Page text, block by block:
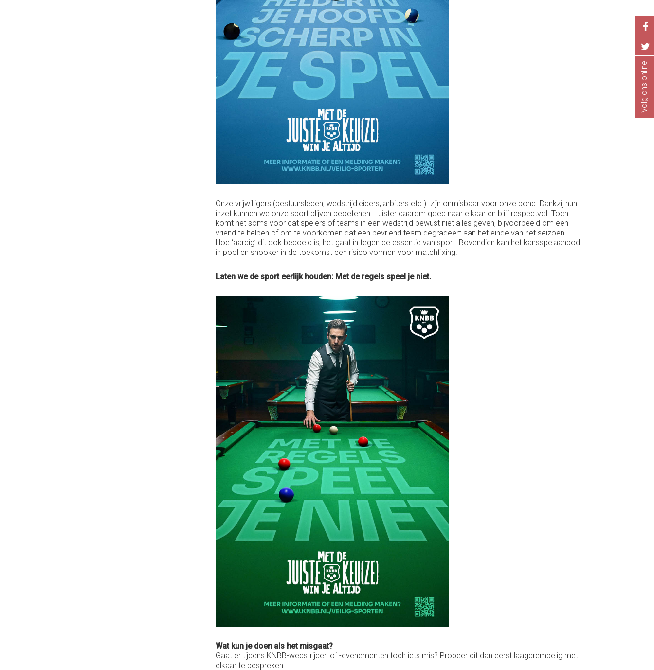
Onze vrijwilligers (bestuursleden, wedstrijdleiders, arbiters etc.) zijn onmisbaar voor onze bond. Dankzij hun
inzet kunnen we onze sport blijven beoefenen. Luister daarom goed naar elkaar en blijf respectvol. Toch
komt het soms voor dat spelers of teams in een wedstrijd bewust niet alles geven, bijvoorbeeld om een
vriend te helpen of om te voorkomen dat een bevriend team degradeert aan het einde van het seizoen.
Hoe ‘aardig’ dit ook bedoeld is, het gaat in tegen de essentie van sport. Bovendien kan het kansspelaanbod
in pool en snooker in de toekomst een risico vormen voor matchfixing.
Laten we de sport eerlijk houden: Met de regels speel je niet.
Wat kun je doen als het misgaat?
Gaat er tijdens KNBB-wedstrijden of -evenementen toch iets mis? Probeer dit dan eerst laagdrempelig met
elkaar te bespreken.
Volg ons online